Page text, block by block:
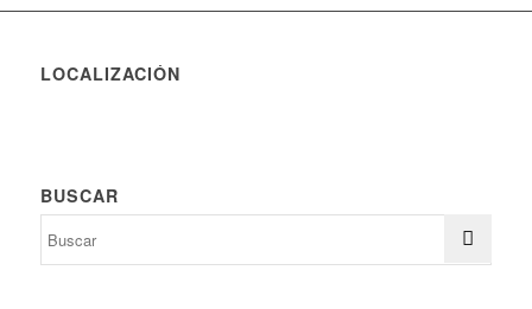
LOCALIZACIÓN
BUSCAR